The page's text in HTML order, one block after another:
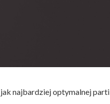
najbardziej optymalnej